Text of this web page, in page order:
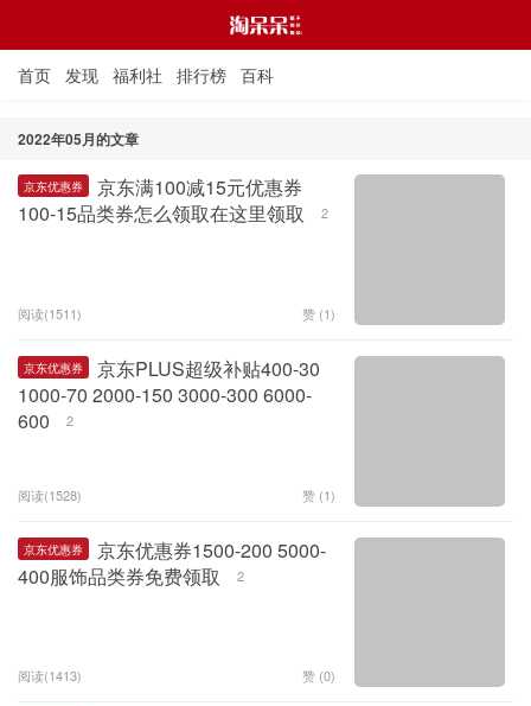
淘呆呆
首页 发现 福利社 排行榜 百科
2022年05月的文章
京东优惠券
京东满100减15元优惠券
100-15品类券怎么领取在这里领取
2
阅读(1511) 赞 (1)
京东优惠券
京东PLUS超级补贴400-30
1000-70 2000-150 3000-300 6000-
600
2
阅读(1528) 赞 (1)
京东优惠券
京东优惠券1500-200 5000-
400服饰品类券免费领取
2
阅读(1413) 赞 (0)